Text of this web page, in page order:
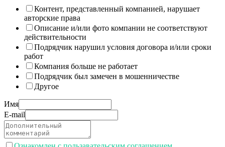
Контент, представленный компанией, нарушает
авторские права
Описание и/или фото компании не соответствуют
действительности
Подрядчик нарушил условия договора и/или сроки
работ
Компания больше не работает
Подрядчик был замечен в мошенничестве
Другое
Имя
E-mail